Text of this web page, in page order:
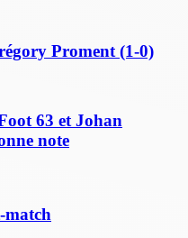
Proment (1-0)
63 et Johan
note
match